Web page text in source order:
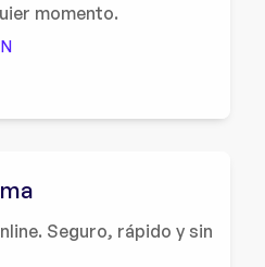
momento.
Seguro, rápido y sin